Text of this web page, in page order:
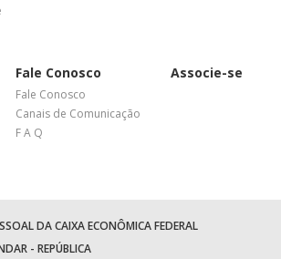
Fale Conosco
Fale Conosco
Canais de Comunicação
F A Q
Associe-se
DA CAIXA ECONÔMICA FEDERAL
- REPÚBLICA